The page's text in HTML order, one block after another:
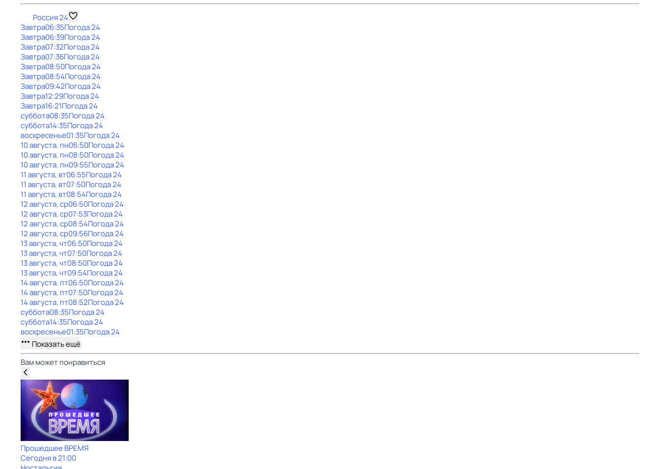
Россия 24
Завтра06:35Погода 24
Завтра06:39Погода 24
Завтра07:32Погода 24
Завтра07:36Погода 24
Завтра08:50Погода 24
Завтра08:54Погода 24
Завтра09:42Погода 24
Завтра12:29Погода 24
Завтра16:21Погода 24
суббота08:35Погода 24
суббота14:35Погода 24
воскресенье01:35Погода 24
10 августа, пн06:50Погода 24
10 августа, пн08:50Погода 24
10 августа, пн09:55Погода 24
11 августа, вт06:55Погода 24
11 августа, вт07:50Погода 24
11 августа, вт08:54Погода 24
12 августа, ср06:50Погода 24
12 августа, ср07:53Погода 24
12 августа, ср08:54Погода 24
12 августа, ср09:56Погода 24
13 августа, чт06:50Погода 24
13 августа, чт07:50Погода 24
13 августа, чт08:50Погода 24
13 августа, чт09:54Погода 24
14 августа, пт06:50Погода 24
14 августа, пт07:50Погода 24
14 августа, пт08:52Погода 24
суббота08:35Погода 24
суббота14:35Погода 24
воскресенье01:35Погода 24
Показать ещё
Вам может понравиться
Прошедшее ВРЕМЯ
Сегодня в 21:00